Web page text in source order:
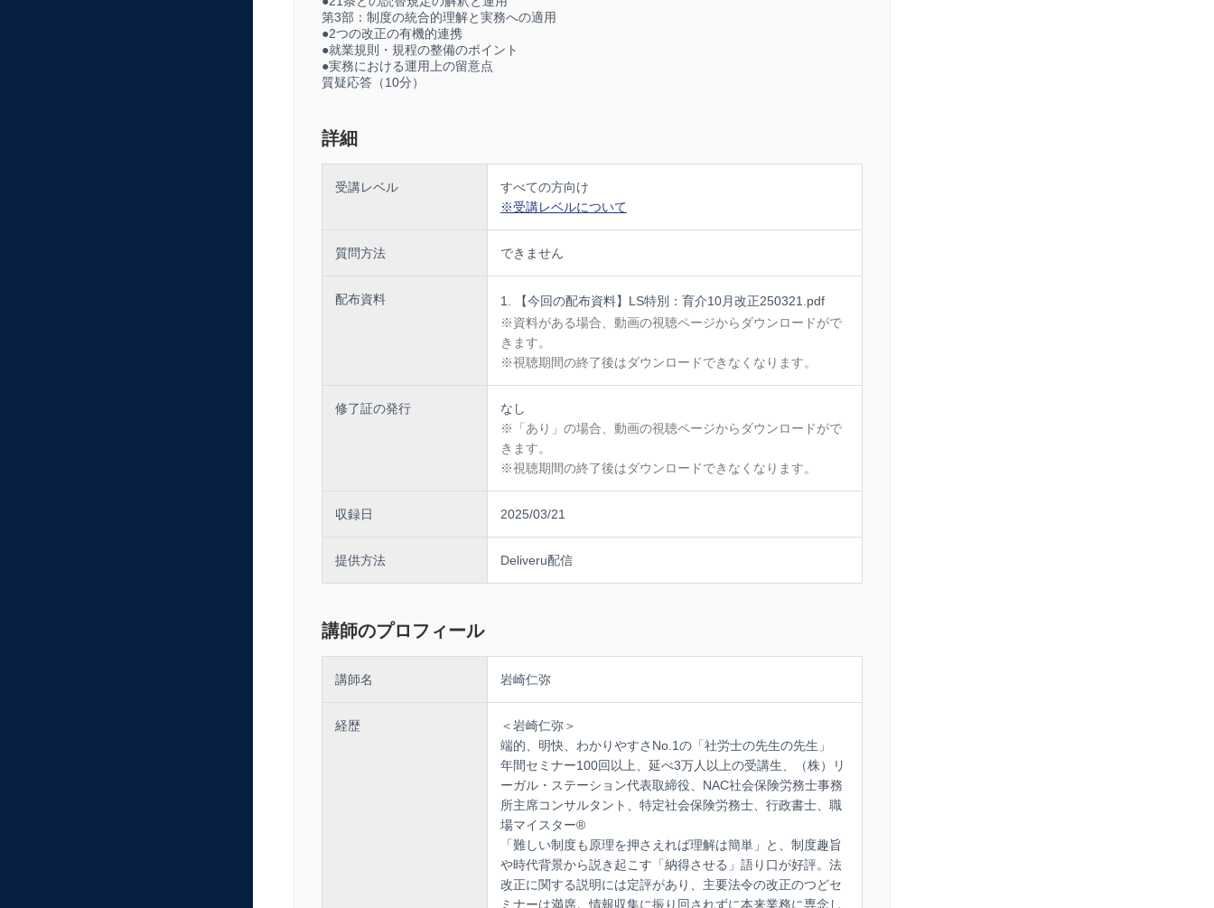
第3部：制度の統合的理解と実務への適用
●2つの改正の有機的連携
●就業規則・規程の整備のポイント
●実務における運用上の留意点
質疑応答（10分）
詳細
受講レベル
すべての方向け
※受講レベルについて
質問方法 できません
配布資料
【今回の配布資料】LS特別：育介10月改正250321.pdf
※資料がある場合、動画の視聴ページからダウンロードがで
きます。
※視聴期間の終了後はダウンロードできなくなります。
修了証の発行
なし
※「あり」の場合、動画の視聴ページからダウンロードがで
きます。
※視聴期間の終了後はダウンロードできなくなります。
収録日 2025/03/21
提供方法 Deliveru配信
講師のプロフィール
講師名 岩崎仁弥
経歴
＜岩崎仁弥＞
端的、明快、わかりやすさNo.1の「社労士の先生の先生」
年間セミナー100回以上、延べ3万人以上の受講生、（株）リ
ーガル・ステーション代表取締役、NAC社会保険労務士事務
所主席コンサルタント、特定社会保険労務士、行政書士、職
場マイスター®
「難しい制度も原理を押さえれば理解は簡単」と、制度趣旨
や時代背景から説き起こす「納得させる」語り口が好評。法
改正に関する説明には定評があり、主要法令の改正のつどセ
ミナーは満席。情報収集に振り回されずに本来業務に専念し